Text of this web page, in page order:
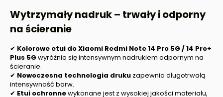
Wytrzymały nadruk – trwały i odporny
na ścieranie
✔ Kolorowe etui do Xiaomi Redmi Note 14 Pro 5G / 14 Pro+
Plus 5G wyróżnia się intensywnym nadrukiem odpornym na
ścieranie.
✔ Nowoczesna technologia druku zapewnia długotrwałą
intensywność barw.
✔ Etui ochronnewykonane jest z wysokiej jakości materiału,